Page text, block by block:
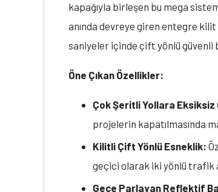
kapağıyla birleşen bu mega
anında devreye giren entegre
saniyeler içinde çift yönlü güvenli
Öne Çıkan Özellikler:
Çok Şeritli Yollara Eksiksiz
projelerin kapatılmasında
Kilitli Çift Yönlü Esneklik:
geçici olarak iki yönlü trafik
Gece Parlayan Reflektif